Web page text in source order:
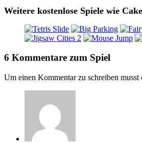
Weitere kostenlose Spiele wie
6 Kommentare zum Spiel
Um einen Kommentar zu schreiben musst